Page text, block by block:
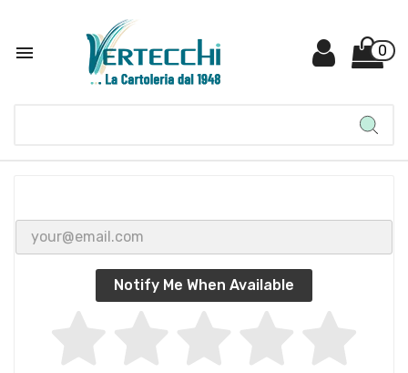
 0
Notify Me When Available